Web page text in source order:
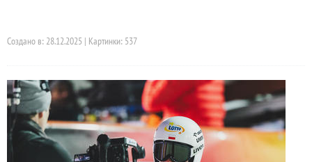
Создано в: 28.12.2025 | Картинки: 537